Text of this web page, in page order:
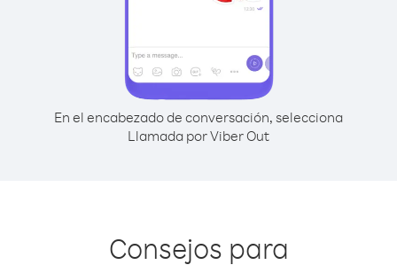
En el encabezado de conversación, selecciona
Llamada por Viber Out
Consejos para